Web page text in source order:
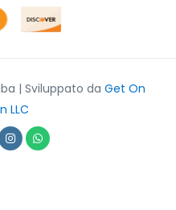
| Sviluppato da Get On
LLC